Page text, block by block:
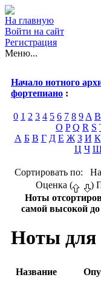
На главную
Войти на сайт
Регистрация
Меню...
Начало нотного
фортепиано :
0 1 2 3 4 5 6 7 8 9 A B
O P Q R S
А Б В Г Д Е Ж З И К
Ц Ч
Сортировать по:
Оценка (
)
Ноты
самой высокой
Ноты для
Название